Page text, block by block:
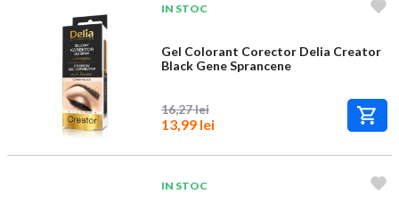
IN STOC
Gel Colorant Corector Delia Creator
Black Gene Sprancene
16,27 lei
13,99 lei
IN STOC